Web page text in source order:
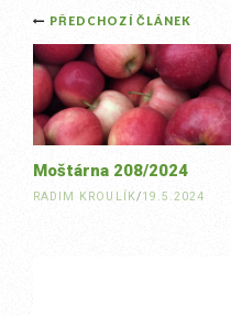
Post
navigation
PŘEDCHOZÍ ČLÁNEK
Moštárna 208/2024
RADIM KROULÍK/19.5.2024